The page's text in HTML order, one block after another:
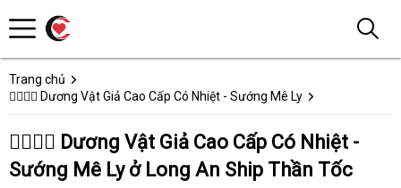
Trang chủ
👩‍❤️‍💋‍👨 Dương Vật Giả Cao Cấp Có Nhiệt - Sướng Mê Ly
👩‍❤️‍💋‍👨 Dương Vật Giả Cao Cấp Có Nhiệt -
Sướng Mê Ly ở Long An Ship Thần Tốc